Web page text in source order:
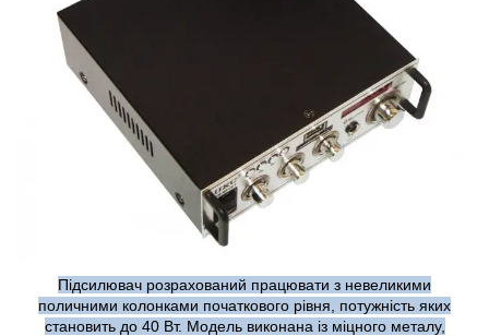
Підсилювач розрахований працювати з невеликими
поличними колонками початкового рівня, потужність яких
становить до 40 Вт. Модель виконана із міцного металу,